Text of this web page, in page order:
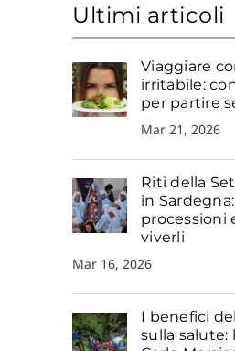
Ultimi articoli
Viaggiare
irritabile:
per partire
Mar 21, 2026
Riti della
in
processioni
viverli
Mar 16, 2026
I benefici
sulla salute: